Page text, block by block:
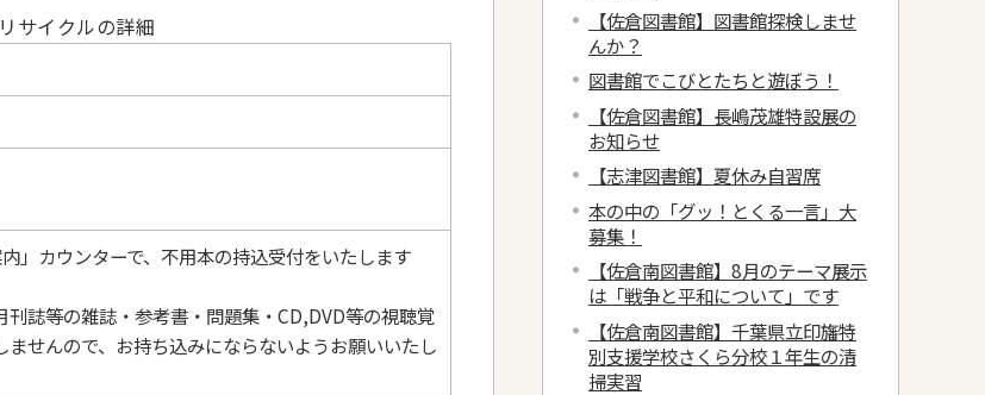
サイクルの詳細
」カウンターで、不用本の持込受付をいたします
誌等の雑誌・参考書・問題集・CD,DVD等の視聴覚
せんので、お持ち込みにならないようお願いいたし
【佐倉図書館】図書館探検しませ
んか？
図書館でこびとたちと遊ぼう！
【佐倉図書館】長嶋茂雄特設展の
お知らせ
【志津図書館】夏休み自習席
本の中の「グッ！とくる一言」大
募集！
【佐倉南図書館】8月のテーマ展示
は「戦争と平和について」です
【佐倉南図書館】千葉県立印旛特
別支援学校さくら分校１年生の清
掃実習